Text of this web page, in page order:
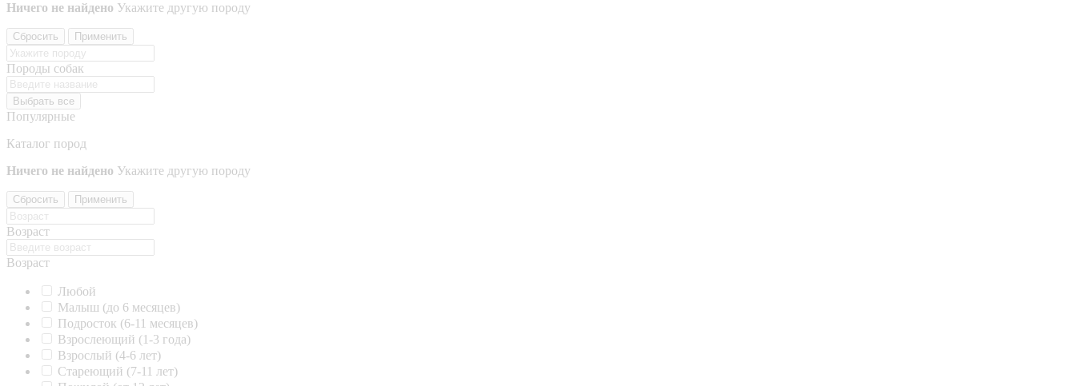
Ничего не найдено Укажите другую породу
Сбросить Применить
Породы собак
Выбрать все
Популярные
Каталог пород
Ничего не найдено Укажите другую породу
Сбросить Применить
Возраст
Возраст
Любой
Малыш (до 6 месяцев)
Подросток (6-11 месяцев)
Взрослеющий (1-3 года)
Взрослый (4-6 лет)
Стареющий (7-11 лет)